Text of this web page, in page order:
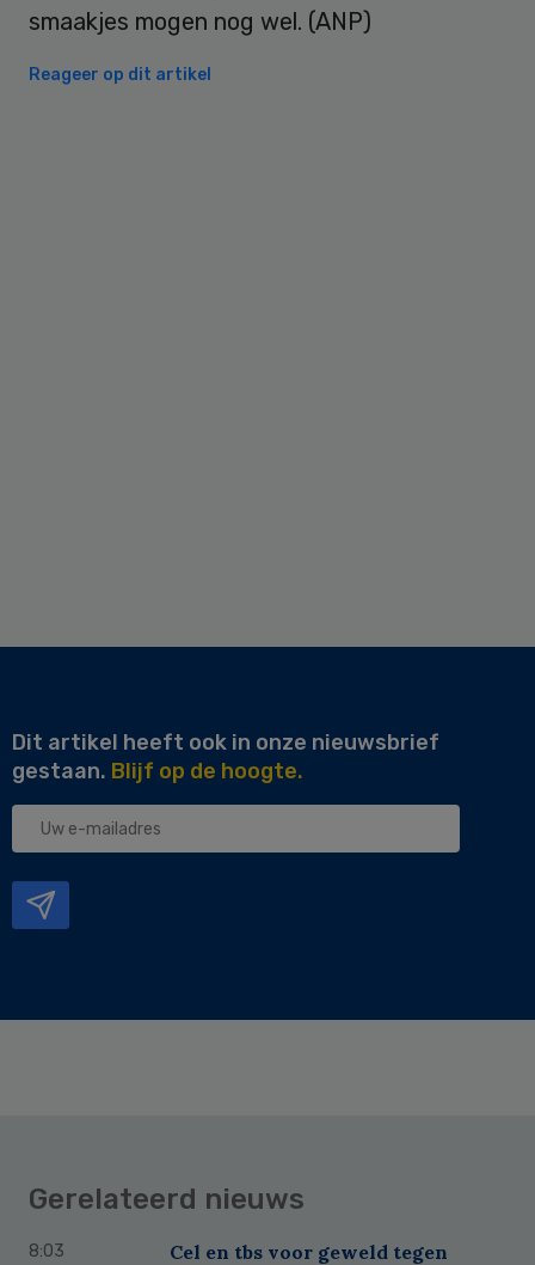
smaakjes mogen nog wel. (ANP)
Reageer op dit artikel
Dit artikel heeft ook in onze nieuwsbrief
gestaan. Blijf op de hoogte.
Uw
Gerelateerd nieuws
8:03
Cel en tbs voor geweld tegen